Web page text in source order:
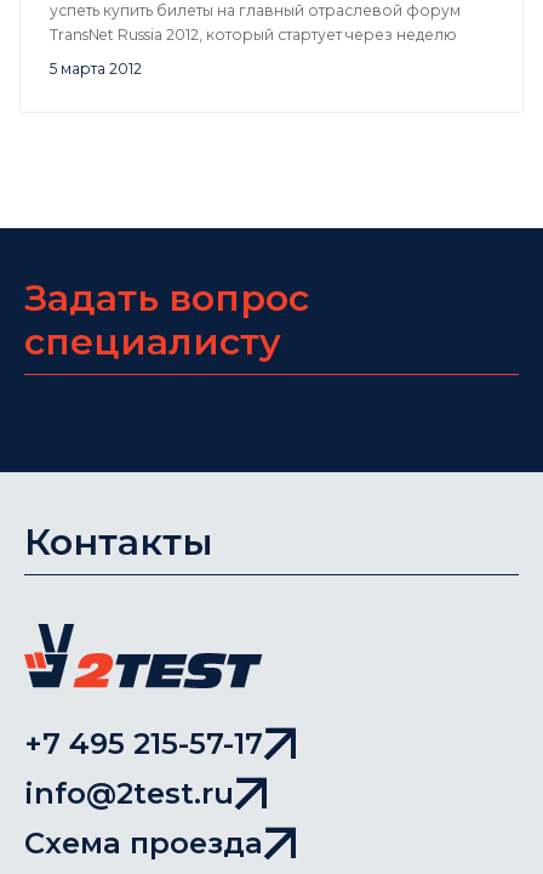
5 марта 2012
успеть купить билеты на главный отраслевой форум
TransNet Russia 2012, который стартует через неделю
Задать вопрос
специалисту
Контакты
+7 495 215-57-17
info@2test.ru
Схема проезда